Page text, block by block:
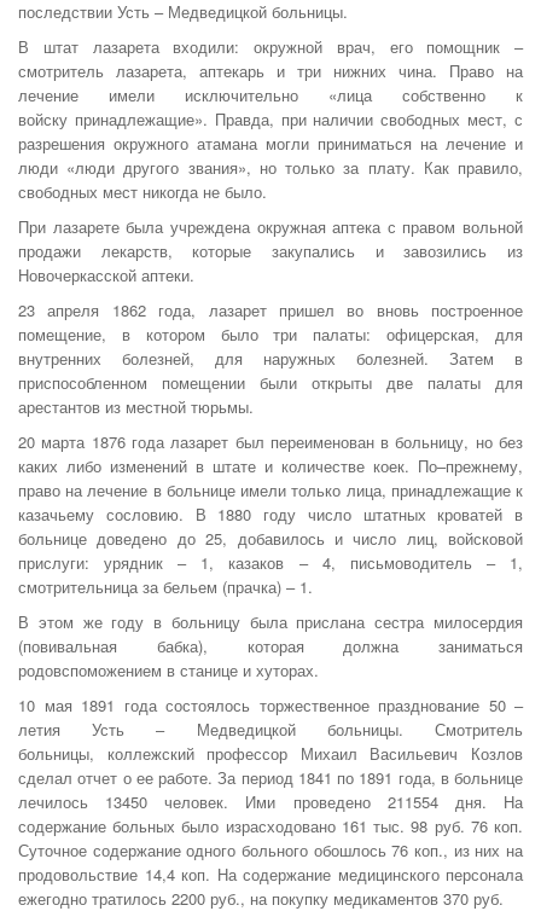
последствии Усть – Медведицкой больницы.
В штат лазарета входили: окружной врач, его помощник –
смотритель лазарета, аптекарь и три нижних чина. Право на
лечение имели исключительно «лица собственно к
войску принадлежащие». Правда, при наличии свободных мест, с
разрешения окружного атамана могли приниматься на лечение и
люди «люди другого звания», но только за плату. Как правило,
свободных мест никогда не было.
При лазарете была учреждена окружная аптека с правом вольной
продажи лекарств, которые закупались и завозились из
Новочеркасской аптеки.
23 апреля 1862 года, лазарет пришел во вновь построенное
помещение, в котором было три палаты: офицерская, для
внутренних болезней, для наружных болезней. Затем в
приспособленном помещении были открыты две палаты для
арестантов из местной тюрьмы.
20 марта 1876 года лазарет был переименован в больницу, но без
каких либо изменений в штате и количестве коек. По–прежнему,
право на лечение в больнице имели только лица, принадлежащие к
казачьему сословию. В 1880 году число штатных кроватей в
больнице доведено до 25, добавилось и число лиц, войсковой
прислуги: урядник – 1, казаков – 4, письмоводитель – 1,
смотрительница за бельем (прачка) – 1.
В этом же году в больницу была прислана сестра милосердия
(повивальная бабка), которая должна заниматься
родовспоможением в станице и хуторах.
10 мая 1891 года состоялось торжественное празднование 50 –
летия Усть – Медведицкой больницы. Смотритель
больницы, коллежский профессор Михаил Васильевич Козлов
сделал отчет о ее работе. За период 1841 по 1891 года, в больнице
лечилось 13450 человек. Ими проведено 211554 дня. На
содержание больных было израсходовано 161 тыс. 98 руб. 76 коп.
Суточное содержание одного больного обошлось 76 коп., из них на
продовольствие 14,4 коп. На содержание медицинского персонала
ежегодно тратилось 2200 руб., на покупку медикаментов 370 руб.